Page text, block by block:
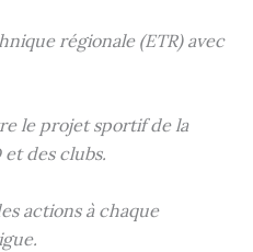
régionale (ETR) avec
le projet sportif de la
des clubs.
actions à chaque